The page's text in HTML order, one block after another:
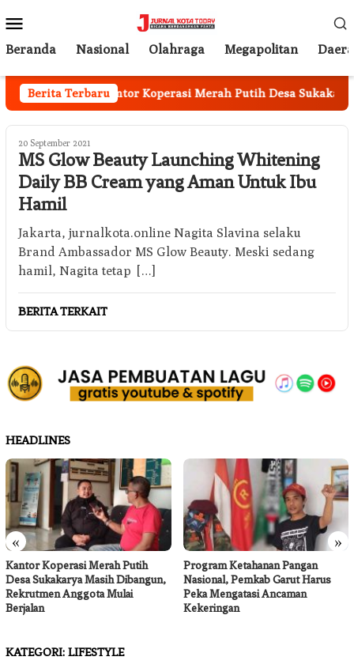
ke
kontenMobile
Beranda Nasional Olahraga Megapolitan
Berita Terbaru
Kantor Koperasi Merah Putih Desa Sukakarya
20 September 2021
MS Glow Beauty Launching Whitening
Daily BB Cream yang Aman Untuk Ibu
Hamil
Jakarta, jurnalkota.online Nagita Slavina selaku
Brand Ambassador MS Glow Beauty. Meski sedang
hamil, Nagita tetap […]
BERITA TERKAIT
HEADLINES
« »
Kantor Koperasi Merah Putih
Desa Sukakarya Masih Dibangun,
Rekrutmen Anggota Mulai
Berjalan
Program Ketahanan Pangan
Nasional, Pemkab Garut Harus
Peka Mengatasi Ancaman
Kekeringan
KATEGORI: LIFESTYLE